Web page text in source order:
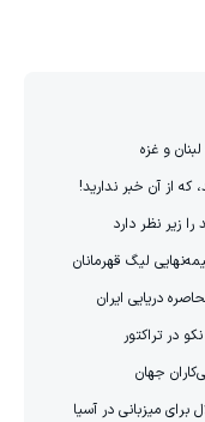
و غزه
از آن ‌خبر ندارید!
را زیر نظر دارد
لیگ قهرمانان
دریایی ایران
در تراکتور
برای میزبانی در آسیا